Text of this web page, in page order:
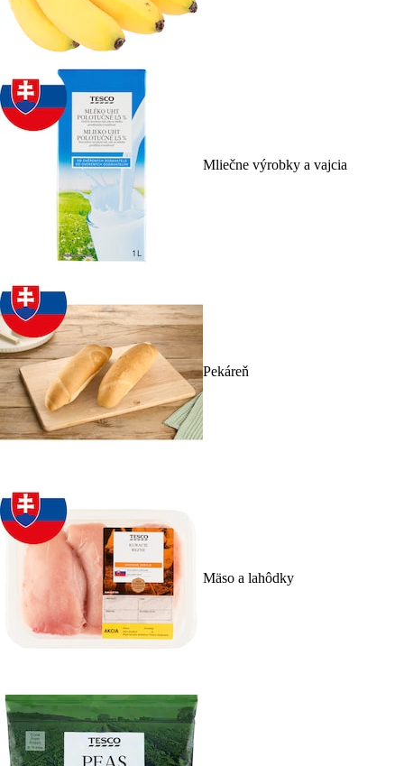
Mliečne výrobky a vajcia
Pekáreň
Mäso a lahôdky